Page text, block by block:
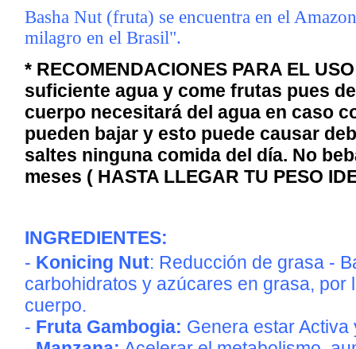
Basha Nut (fruta) se encuentra en el
milagro en el Brasil".
* RECOMENDACIONES PARA EL
suficiente agua y come frutas pues
cuerpo necesitará del agua en caso
pueden bajar y esto puede causar
saltes ninguna comida del día. No
meses ( HASTA LLEGAR TU PESO
INGREDIENTES:
- Konicing Nut: Reducción de grasa -
carbohidratos y azúcares en grasa,
cuerpo.
- Fruta Gambogia: Genera estar Activa